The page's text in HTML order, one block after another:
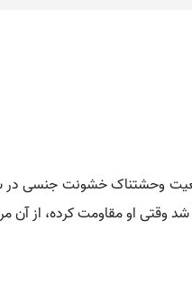
وحشتناک خشونت جنسی در
شد وقتی او مقاومت کرده، از